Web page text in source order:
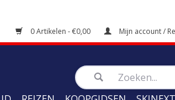
0 Artikelen - €0,00 Mijn account /